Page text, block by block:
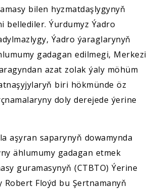
bilen hyzmatdaşlygynyň
bellediler. Ýurdumyz Ýadro
Ýadro ýaraglarynyň
gadagan edilmegi, Merkezi
azat zolak ýaly möhüm
biri hökmünde öz
doly derejede ýerine
aşyran saparynyň dowamynda
ählumumy gadagan etmek
guramasynyň (СTBTO) Ýerine
Floýd bu Şertnamanyň